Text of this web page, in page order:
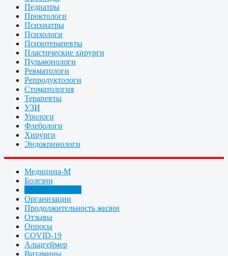
Педиатры
Проктологи
Психиатры
Психологи
Психотерапевты
Пластические хирурги
Пульмонологи
Ревматологи
Репродуктологи
Стоматология
Терапевты
УЗИ
Урологи
Флебологи
Хирурги
Эндокринологи
Медицина-М
Болезни
Организации
Продолжительность жизни
Отзывы
Опросы
COVID-19
Альцгеймер
Витамины